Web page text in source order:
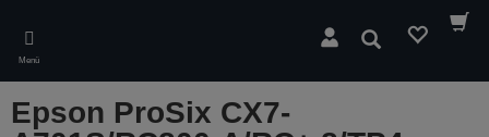
main
content
Menü
Suchen
Epson ProSix CX7-